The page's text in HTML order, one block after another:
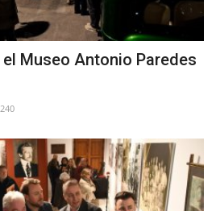
Museo Antonio Paredes
240